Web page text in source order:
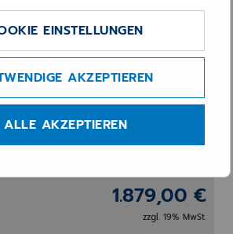
55" 4K
Display –
Innenbereich,
– 55" 4K Display für
1.879,00 €
zzgl. 19% MwSt.
EINSTELLUNGEN
AKZEPTIEREN
ALLE AKZEPTIEREN